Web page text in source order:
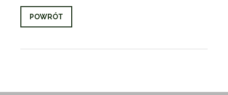
POWRÓT